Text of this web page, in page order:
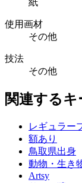
紙
使用画材
その他
技法
その他
関連するキ
レギュラー
額あり
鳥取県出身
動物・生き
Artsy